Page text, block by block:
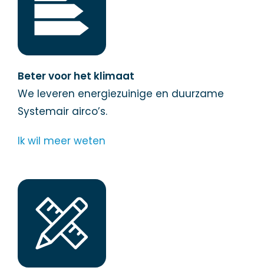
Beter voor het klimaat
We leveren energiezuinige en duurzame
Systemair airco’s.
Ik wil meer weten